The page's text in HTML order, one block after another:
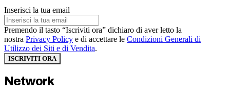
Inserisci la tua email
Premendo il tasto “Iscriviti ora” dichiaro di aver letto la
nostra Privacy Policy e di accettare le Condizioni Generali di
Utilizzo dei Siti e di Vendita.
ISCRIVITI ORA
Network